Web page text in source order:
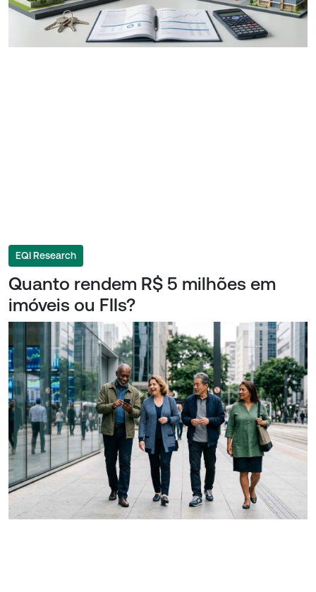
EQI Research
Quanto rendem R$ 5 milhões em
imóveis ou FIIs?